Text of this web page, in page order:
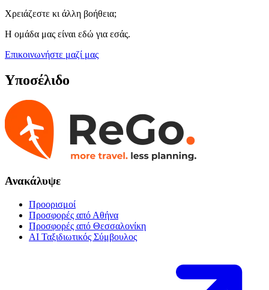
Χρειάζεστε κι άλλη βοήθεια;
Η ομάδα μας είναι εδώ για εσάς.
Επικοινωνήστε μαζί μας
Υποσέλιδο
Ανακάλυψε
Προορισμοί
Προσφορές από Αθήνα
Προσφορές από Θεσσαλονίκη
AI Ταξιδιωτικός Σύμβουλος